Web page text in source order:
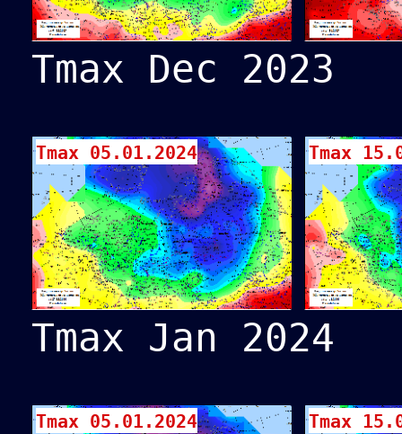
Tmax Dec 2023
Tmax 05.01.2024 Tmax
Tmax Jan 2024
Tmax 05.01.2024 Tmax